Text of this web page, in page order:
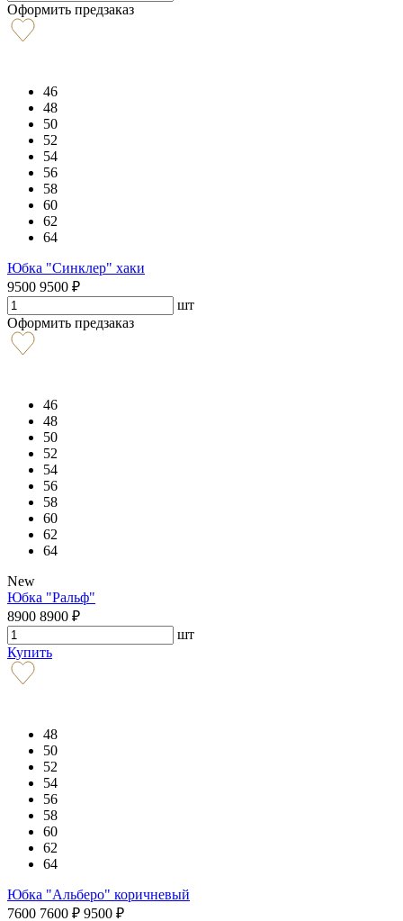
Оформить предзаказ
46
48
50
52
54
56
58
60
62
64
Юбка "Синклер" хаки
9500 9500 ₽
шт
Оформить предзаказ
46
48
50
52
54
56
58
60
62
64
New
Юбка "Ральф"
8900 8900 ₽
шт
Купить
48
50
52
54
56
58
60
62
64
Юбка "Альберо" коричневый
7600 7600 ₽ 9500 ₽